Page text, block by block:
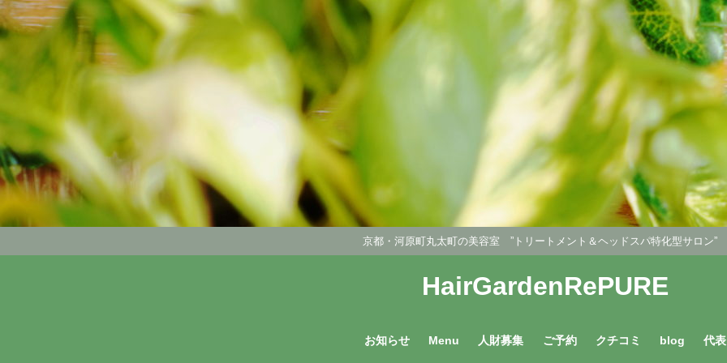
京都・河原町丸太町の美容室 ”トリートメント＆ヘッドスパ特化型サロン”
HairGardenRePURE
お知らせ Menu 人財募集 ご予約 クチコミ blog 代表